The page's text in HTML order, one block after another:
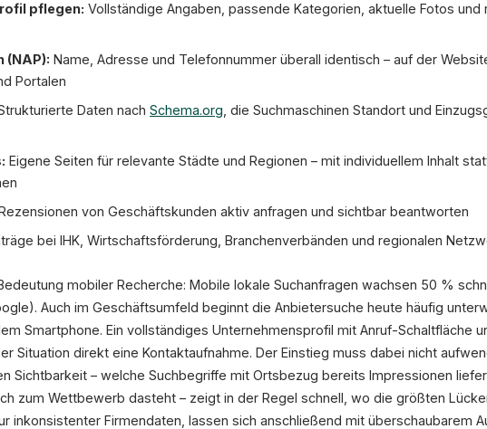
pflegen: Vollständige Angaben, passende Kategorien, aktuelle Fotos und
(NAP): Name, Adresse und Telefonnummer überall identisch – auf der
Portalen
Daten nach Schema.org , die Suchmaschinen Standort und
Eigene Seiten für relevante Städte und Regionen – mit individuellem Inhalt
von Geschäftskunden aktiv anfragen und sichtbar beantworten
bei IHK, Wirtschaftsförderung, Branchenverbänden und regionalen
mobiler Recherche: Mobile lokale Suchanfragen wachsen 50 %
Auch im Geschäftsumfeld beginnt die Anbietersuche heute häufig
Smartphone. Ein vollständiges Unternehmensprofil mit Anruf-Schaltfläche
Situation direkt eine Kontaktaufnahme. Der Einstieg muss dabei nicht
Sichtbarkeit – welche Suchbegriffe mit Ortsbezug bereits Impressionen
zum Wettbewerb dasteht – zeigt in der Regel schnell, wo die größten
inkonsistenter Firmendaten, lassen sich anschließend mit überschaubarem